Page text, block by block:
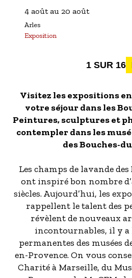
L'EXPOSITION
ZHANG GENGQI )
4 août au 20 août
Arles
Exposition
1 SUR 16
Visitez les expositions
votre séjour dans les
Peintures, sculptures et
contempler dans les
des Bouches-
Les champs de lavande
ont inspiré bon nombre
siècles. Aujourd’hui, les
rappellent le talent des
révèlent de nouveaux
incontournables, il y a
permanentes des musées
en-Provence. On vous
Charité à Marseille, du